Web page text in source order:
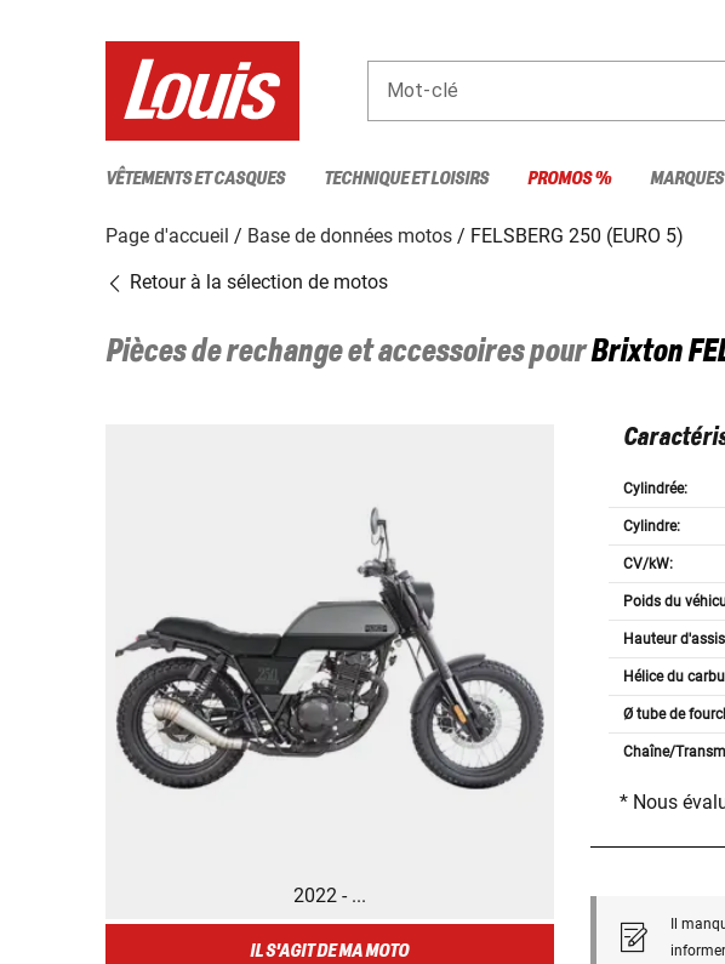
Mot-clé
VÊTEMENTS ET CASQUES TECHNIQUE ET LOISIRS PROMOS % MARQUES
Page d'accueil Base de données motos
FELSBERG 250 (EURO 5)
Retour à la sélection de motos
Pièces de rechange et accessoires pourBrixton
2022 - ...
IL S'AGIT DE MA MOTO
Cylindrée:
Cylindre:
CV/kW:
Poids du
Hauteur
Hélice du
Ø tube de
Chaîne/
* Nous
Il